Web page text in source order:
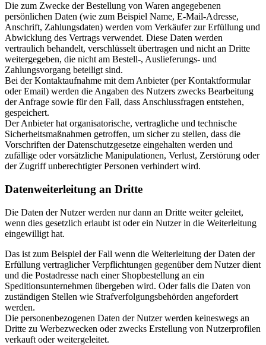
Die zum Zwecke der Bestellung von Waren angegebenen
persönlichen Daten (wie zum Beispiel Name, E-Mail-Adresse,
Anschrift, Zahlungsdaten) werden vom Verkäufer zur Erfüllung und
Abwicklung des Vertrags verwendet. Diese Daten werden
vertraulich behandelt, verschlüsselt übertragen und nicht an Dritte
weitergegeben, die nicht am Bestell-, Auslieferungs- und
Zahlungsvorgang beteiligt sind.
Bei der Kontaktaufnahme mit dem Anbieter (per Kontaktformular
oder Email) werden die Angaben des Nutzers zwecks Bearbeitung
der Anfrage sowie für den Fall, dass Anschlussfragen entstehen,
gespeichert.
Der Anbieter hat organisatorische, vertragliche und technische
Sicherheitsmaßnahmen getroffen, um sicher zu stellen, dass die
Vorschriften der Datenschutzgesetze eingehalten werden und
zufällige oder vorsätzliche Manipulationen, Verlust, Zerstörung oder
der Zugriff unberechtigter Personen verhindert wird.
Datenweiterleitung an Dritte
Die Daten der Nutzer werden nur dann an Dritte weiter geleitet,
wenn dies gesetzlich erlaubt ist oder ein Nutzer in die Weiterleitung
eingewilligt hat.
Das ist zum Beispiel der Fall wenn die Weiterleitung der Daten der
Erfüllung vertraglicher Verpflichtungen gegenüber dem Nutzer dient
und die Postadresse nach einer Shopbestellung an ein
Speditionsunternehmen übergeben wird. Oder falls die Daten von
zuständigen Stellen wie Strafverfolgungsbehörden angefordert
werden.
Die personenbezogenen Daten der Nutzer werden keineswegs an
Dritte zu Werbezwecken oder zwecks Erstellung von Nutzerprofilen
verkauft oder weitergeleitet.